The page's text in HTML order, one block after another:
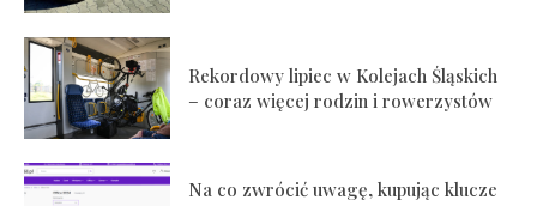
Rekordowy lipiec w Kolejach Śląskich
– coraz więcej rodzin i rowerzystów
Na co zwrócić uwagę, kupując klucze